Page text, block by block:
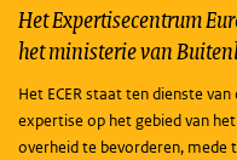
Het Expertisecentrum
het ministerie van
Het ECER staat ten dienste
expertise op het gebied van
overheid te bevorderen, mede